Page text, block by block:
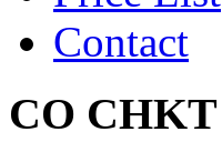
Contact
CO CHKT